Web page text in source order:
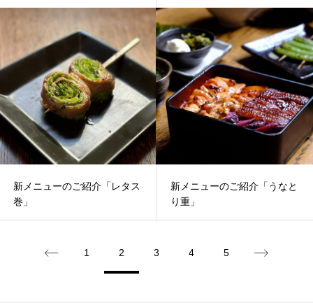
新メニューのご紹介「レタス
巻」
新メニューのご紹介「うなと
り重」
1 2 3 4 5